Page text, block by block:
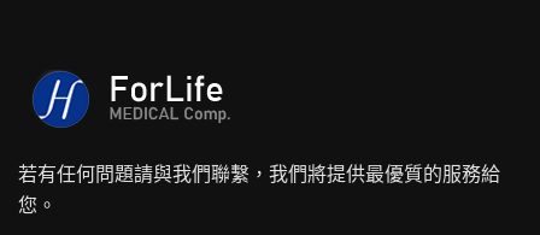
若有任何問題請與我們聯繫，我們將提供最優質的服務給
您。